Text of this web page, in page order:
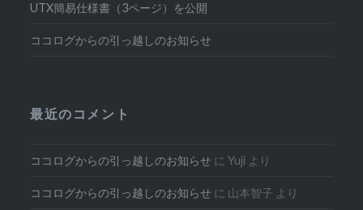
UTX簡易仕様書（3ページ）を公開
ココログからの引っ越しのお知らせ
最近のコメント
ココログからの引っ越しのお知らせ にYuji より
ココログからの引っ越しのお知らせ に 山本智子 より